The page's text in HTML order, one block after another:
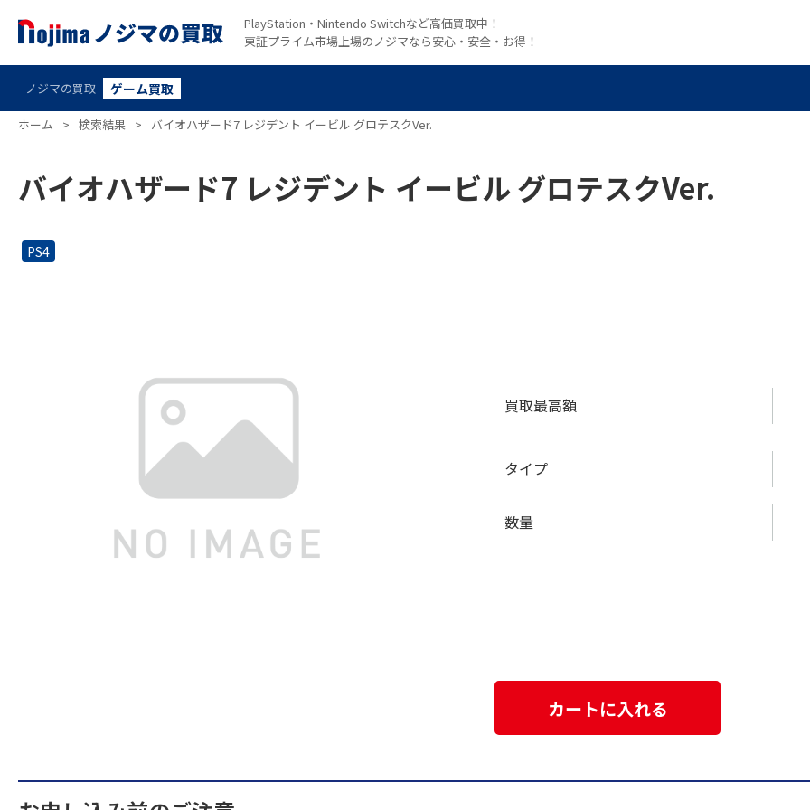
PlayStation・Nintendo Switchなど高価買取中！
東証プライム市場上場のノジマなら安心・安全・お得！
ノジマの買取 ゲーム買取
ホーム > 検索結果 > バイオハザード7 レジデント イービル グロテスクVer.
バイオハザード7 レジデント イービル グロテスクVer.
PS4
買取最高額
タイプ
数量
カートに入れる